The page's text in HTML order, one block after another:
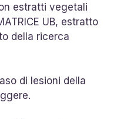
estratti vegetali
UB, estratto
della ricerca
di lesioni della